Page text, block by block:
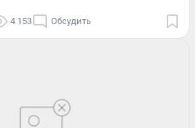
4 153 Обсудить